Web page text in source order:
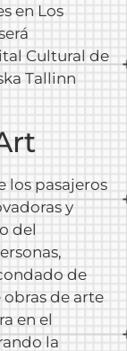
en Los
Cultural de
Tallinn
los pasajeros
y
del
de
obras de arte
en el
la